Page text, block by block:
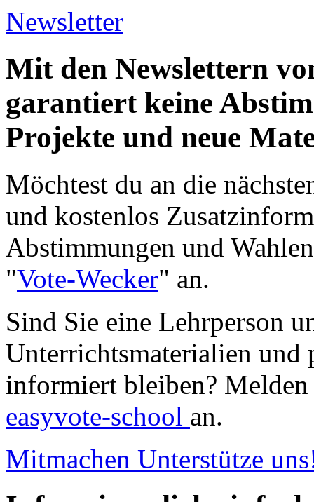
Newsletter
Mit den Newslettern
garantiert keine
Projekte und neue
Möchtest du an die
und kostenlos
Abstimmungen und
"Vote-Wecker" an.
Sind Sie eine Lehrperson
Unterrichtsmaterialien
informiert bleiben?
easyvote-school an.
Mitmachen Unterstütze